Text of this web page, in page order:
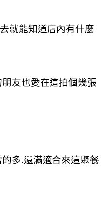
就能知道店內有什麼
友也愛在這拍個幾張
多.還滿適合來這聚餐